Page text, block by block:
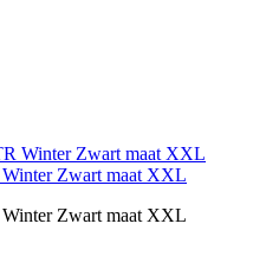
Zwart maat XXL
Zwart maat XXL